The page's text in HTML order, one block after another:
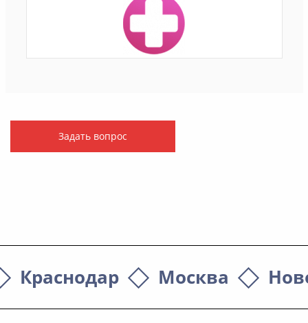
Задать вопрос
Краснодар Москва